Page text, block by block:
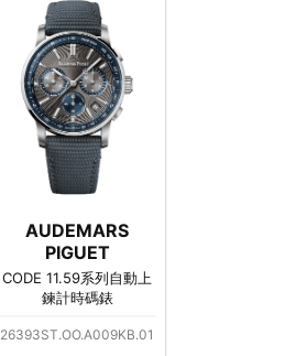
AUDEMARS
PIGUET
CODE 11.59系列自動上
鍊計時碼錶
26393ST.OO.A009KB.01